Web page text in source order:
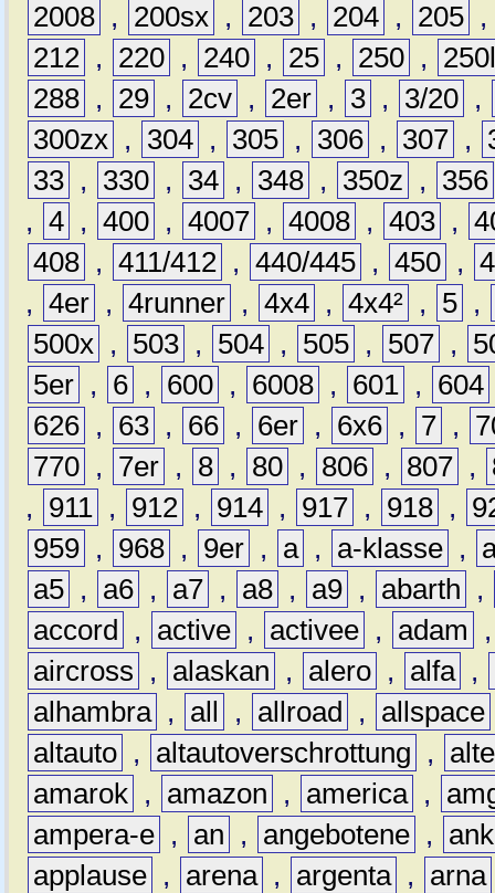
2008 , 200sx , 203 , 204 , 205 ,
212 , 220 , 240 , 25 , 250 ,
288 , 29 , 2cv , 2er , 3 , 3/20 ,
300zx , 304 , 305 , 306 , 307 ,
33 , 330 , 34 , 348 , 350z ,
356
, 4 , 400 , 4007 , 4008 , 403 ,
408 , 411/412 , 440/445 , 450 ,
, 4er , 4runner , 4x4 , 4x4² , 5 ,
500x , 503 , 504 , 505 , 507 ,
5er , 6 , 600 , 6008 , 601 , 604
626 , 63 , 66 , 6er , 6x6 , 7 ,
770 , 7er , 8 , 80 , 806 , 807 ,
,
911 , 912 , 914 , 917 , 918 ,
959 , 968 , 9er , a , a-klasse ,
a5 , a6 , a7 , a8 , a9 , abarth
,
accord
, active , activee , adam
aircross
, alaskan , alero , alfa ,
alhambra , all , allroad , allspace
altauto , altautoverschrottung ,
amarok , amazon , america ,
ampera-e , an , angebotene ,
applause , arena , argenta , arna